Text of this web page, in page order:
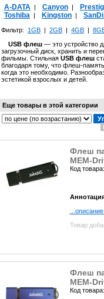
A-DATA | Canyon |
Toshiba | Kingston |
Фильтр: 1GB | 2GB | 4GB |
USB флеш — это устройство
загрузочный диск, хранить и
фильмы. Стильная USB флеш
благодаря тому, что флеш-
когда это необходимо.
эстетикой взрослых и детей.
Еще товары в этой категории
Флеш
MEM-
Код
Товар
Флеш
MEM-
Код